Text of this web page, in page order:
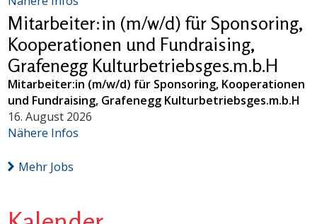
Mitarbeiter:in (m/w/d) für Sponsoring,
Kooperationen und Fundraising,
Grafenegg Kulturbetriebsges.m.b.H
Mitarbeiter:in (m/w/d) für Sponsoring, Kooperationen
und Fundraising, Grafenegg Kulturbetriebsges.m.b.H
16. August 2026
Nähere Infos
Mehr Jobs